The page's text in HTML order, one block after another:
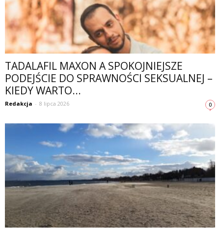
TADALAFIL MAXON A SPOKOJNIEJSZE
PODEJŚCIE DO SPRAWNOŚCI SEKSUALNEJ –
KIEDY WARTO...
Redakcja - 8 lipca 2026 0